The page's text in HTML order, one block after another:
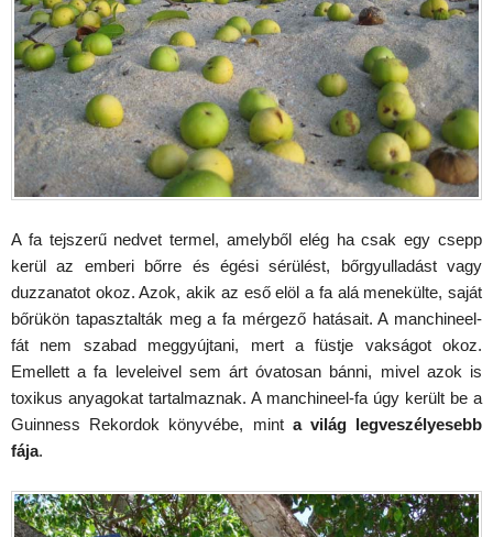
A fa tejszerű nedvet termel, amelyből elég ha csak egy csepp
kerül az emberi bőrre és égési sérülést, bőrgyulladást vagy
duzzanatot okoz. Azok, akik az eső elöl a fa alá menekülte, saját
bőrükön tapasztalták meg a fa mérgező hatásait. A manchineel-
fát nem szabad meggyújtani, mert a füstje vakságot okoz.
Emellett a fa leveleivel sem árt óvatosan bánni, mivel azok is
toxikus anyagokat tartalmaznak. A manchineel-fa úgy került be a
Guinness Rekordok könyvébe, mint a világ legveszélyesebb
fája.